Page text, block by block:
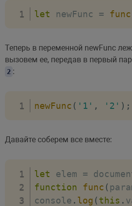
let newFunc = func
Теперь в переменной newFunc
вызовем ее, передав в первый
2 :
newFunc ( '1' , '2' ) ;
Давайте соберем все вместе:
let elem =
function
func (
console . log (this .